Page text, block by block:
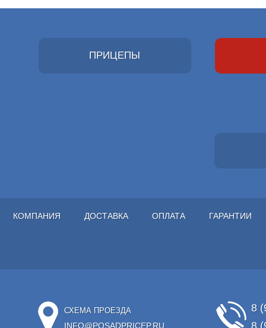
ПРИЦЕПЫ
КОМПАНИЯ ДОСТАВКА ОПЛАТА ГАРАНТИИ
СХЕМА ПРОЕЗДА
INFO@POSADPRICEP.RU
8
8